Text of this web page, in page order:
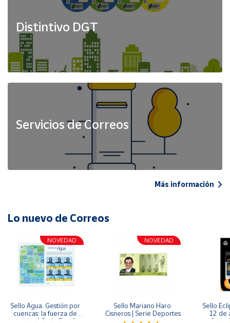
Distintivo DGT
Servicios de Correos
Más información
Lo nuevo de Correos
NOVEDAD
Sello Agua. Gestión por
cuencas: la fuerza de
una idea.| Serie España
NOVEDAD
Sello Mariano Haro
Cisneros | Serie Deportes
Sello
12 de
Serie